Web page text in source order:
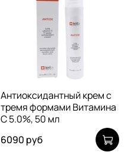
Антиоксидантный крем с
тремя формами Витамина
С 5.0%, 50 мл
6090 руб